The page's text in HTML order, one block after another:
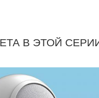
В ЭТОЙ